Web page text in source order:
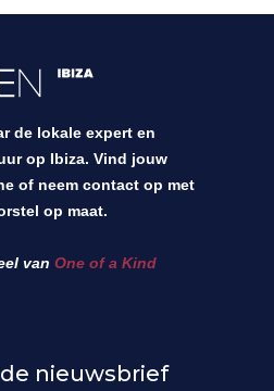
de lokale expert en
op Ibiza. Vind jouw
of neem contact op met
op maat.
van One of a Kind
nieuwsbrief